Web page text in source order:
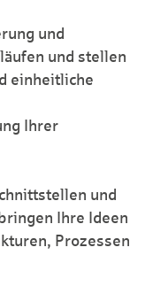
und
und stellen
einheitliche
Ihrer
und
Ihre Ideen
Prozessen